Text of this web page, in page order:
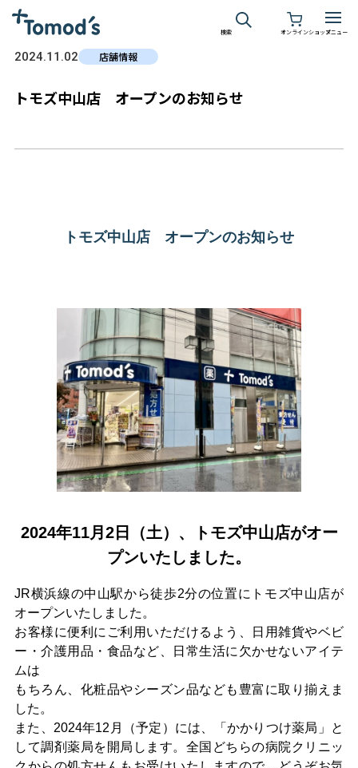
検索 オンラインショップメニュー
2024.11.02 店舗情報
トモズ中山店 オープンのお知らせ
トモズ中山店 オープンのお知らせ
2024年11月2日（土）、トモズ中山店がオー
プンいたしました。
JR横浜線の中山駅から徒歩2分の位置にトモズ中山店が
オープンいたしました。
お客様に便利にご利用いただけるよう、日用雑貨やベビ
ー・介護用品・食品など、日常生活に欠かせないアイテ
ムは
もちろん、化粧品やシーズン品なども豊富に取り揃えま
した。
また、2024年12月（予定）には、「かかりつけ薬局」と
して調剤薬局を開局します。全国どちらの病院クリニッ